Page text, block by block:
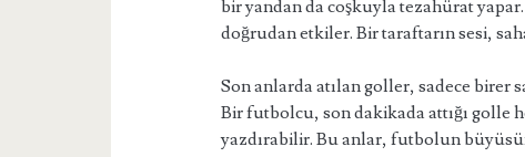
bir yandan da coşkuyla tezahürat
doğrudan etkiler. Bir taraftarın sesi,
Son anlarda atılan goller, sadece birer
Bir futbolcu, son dakikada attığı golle
yazdırabilir. Bu anlar, futbolun